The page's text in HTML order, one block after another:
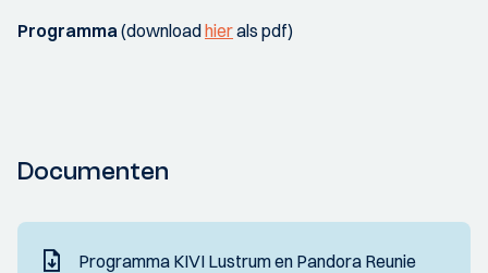
Programma(downloadhierals pdf)
Documenten
Programma KIVI Lustrum en Pandora Reunie